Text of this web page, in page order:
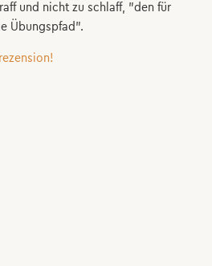
und nicht zu schlaff, "den für
Übungspfad".